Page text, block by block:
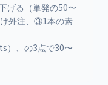
げる（単発の50〜
外注、③1本の素
）、の3点で30〜